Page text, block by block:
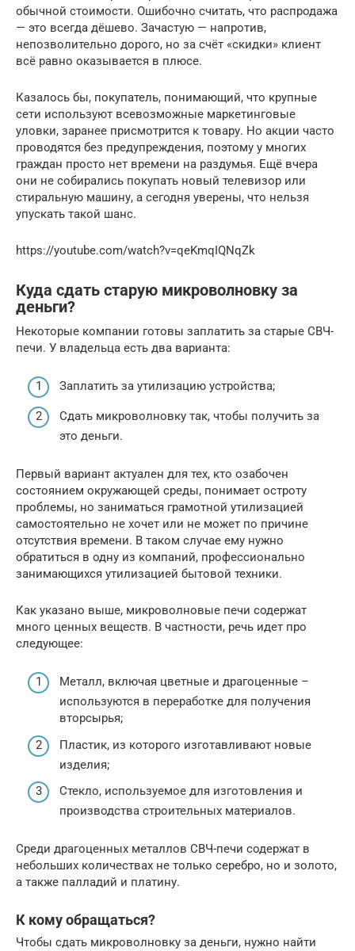
обычной стоимости. Ошибочно считать, что распродажа
— это всегда дёшево. Зачастую — напротив,
непозволительно дорого, но за счёт «скидки» клиент
всё равно оказывается в плюсе.
Казалось бы, покупатель, понимающий, что крупные
сети используют всевозможные маркетинговые
уловки, заранее присмотрится к товару. Но акции часто
проводятся без предупреждения, поэтому у многих
граждан просто нет времени на раздумья. Ещё вчера
они не собирались покупать новый телевизор или
стиральную машину, а сегодня уверены, что нельзя
упускать такой шанс.
https://youtube.com/watch?v=qeKmqIQNqZk
Куда сдать старую микроволновку за
деньги?
Некоторые компании готовы заплатить за старые СВЧ-
печи. У владельца есть два варианта:
Заплатить за утилизацию устройства;
Сдать микроволновку так, чтобы получить за
это деньги.
Первый вариант актуален для тех, кто озабочен
состоянием окружающей среды, понимает остроту
проблемы, но заниматься грамотной утилизацией
самостоятельно не хочет или не может по причине
отсутствия времени. В таком случае ему нужно
обратиться в одну из компаний, профессионально
занимающихся утилизацией бытовой техники.
Как указано выше, микроволновые печи содержат
много ценных веществ. В частности, речь идет про
следующее:
Металл, включая цветные и драгоценные –
используются в переработке для получения
вторсырья;
Пластик, из которого изготавливают новые
изделия;
Стекло, используемое для изготовления и
производства строительных материалов.
Среди драгоценных металлов СВЧ-печи содержат в
небольших количествах не только серебро, но и золото,
а также палладий и платину.
К кому обращаться?
Чтобы сдать микроволновку за деньги, нужно найти